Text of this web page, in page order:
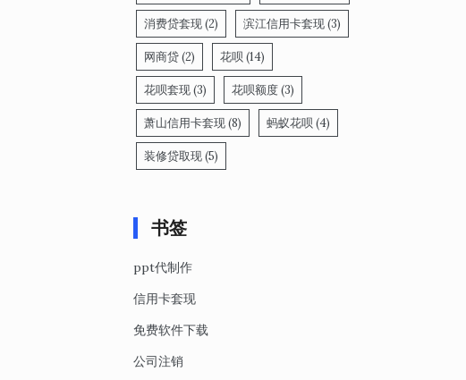
消费贷套现(2) 滨江信用卡套现(3)
网商贷(2) 花呗 (14)
花呗套现(3) 花呗额度(3)
萧山信用卡套现(8) 蚂蚁花呗 (4)
装修贷取现(5)
书签
ppt代制作
信用卡套现
免费软件下载
公司注销